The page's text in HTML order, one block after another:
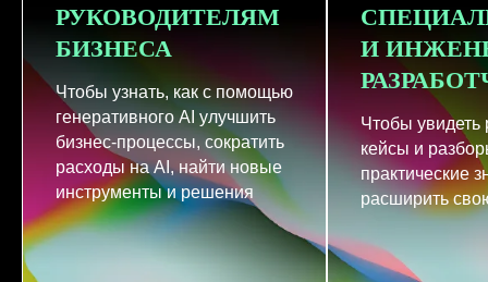
РУКОВОДИТЕЛЯМ
БИЗНЕСА
Чтобы узнать, как с помощью
генеративного AI улучшить
бизнес-процессы, сократить
расходы на AI, найти новые
инструменты и решения
И
Чтобы увидеть
кейсы и
практические
расширить